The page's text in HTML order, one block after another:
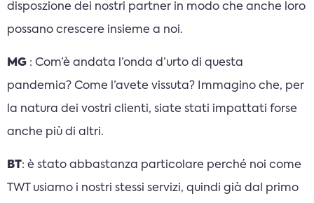
disposzione dei nostri partner in modo che anche loro
possano crescere insieme a noi.
MG : Com’è andata l’onda d’urto di questa
pandemia? Come l’avete vissuta? Immagino che, per
la natura dei vostri clienti, siate stati impattati forse
anche più di altri.
BT: è stato abbastanza particolare perché noi come
TWT usiamo i nostri stessi servizi, quindi già dal primo